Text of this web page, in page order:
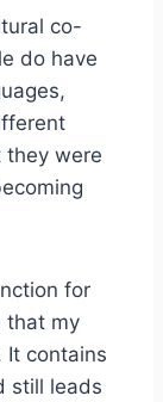
co-
do have
they were
for
that my
It contains
still leads